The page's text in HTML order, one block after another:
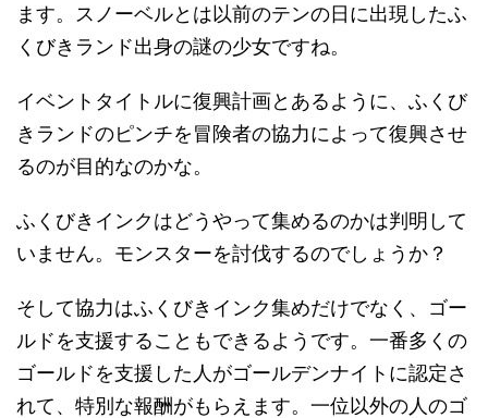
ます。スノーベルとは以前のテンの日に出現したふ
くびきランド出身の謎の少女ですね。
イベントタイトルに復興計画とあるように、ふくび
きランドのピンチを冒険者の協力によって復興させ
るのが目的なのかな。
ふくびきインクはどうやって集めるのかは判明して
いません。モンスターを討伐するのでしょうか？
そして協力はふくびきインク集めだけでなく、ゴー
ルドを支援することもできるようです。一番多くの
ゴールドを支援した人がゴールデンナイトに認定さ
れて、特別な報酬がもらえます。一位以外の人のゴ